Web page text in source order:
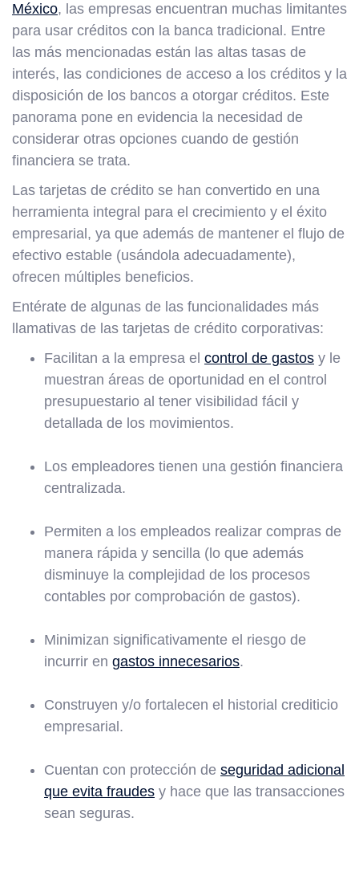
México, las empresas encuentran muchas limitantes
para usar créditos con la banca tradicional. Entre
las más mencionadas están las altas tasas de
interés, las condiciones de acceso a los créditos y la
disposición de los bancos a otorgar créditos. Este
panorama pone en evidencia la necesidad de
considerar otras opciones cuando de gestión
financiera se trata.
Las tarjetas de crédito se han convertido en una
herramienta integral para el crecimiento y el éxito
empresarial, ya que además de mantener el flujo de
efectivo estable (usándola adecuadamente),
ofrecen múltiples beneficios.
Entérate de algunas de las funcionalidades más
llamativas de las tarjetas de crédito corporativas:
Facilitan a la empresa el control de gastos y le
muestran áreas de oportunidad en el control
presupuestario al tener visibilidad fácil y
detallada de los movimientos.
Los empleadores tienen una gestión financiera
centralizada.
Permiten a los empleados realizar compras de
manera rápida y sencilla (lo que además
disminuye la complejidad de los procesos
contables por comprobación de gastos).
Minimizan significativamente el riesgo de
incurrir en gastos innecesarios.
Construyen y/o fortalecen el historial crediticio
empresarial.
Cuentan con protección de seguridad adicional
que evita fraudes y hace que las transacciones
sean seguras.